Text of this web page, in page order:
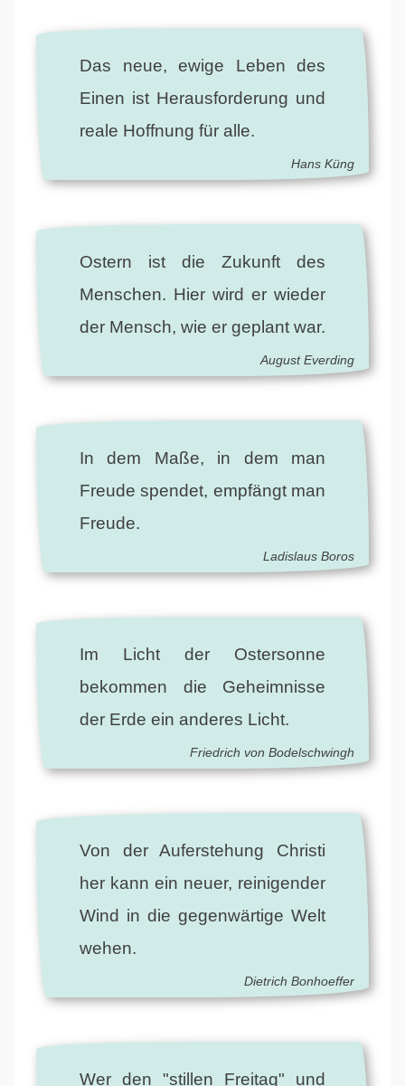
Das neue, ewige Leben des
Einen ist Herausforderung und
reale Hoffnung für alle.
Hans Küng
Ostern ist die Zukunft des
Menschen. Hier wird er wieder
der Mensch, wie er geplant war.
August Everding
In dem Maße, in dem man
Freude spendet, empfängt man
Freude.
Ladislaus Boros
Im Licht der Ostersonne
bekommen die Geheimnisse
der Erde ein anderes Licht.
Friedrich von Bodelschwingh
Von der Auferstehung Christi
her kann ein neuer, reinigender
Wind in die gegenwärtige Welt
wehen.
Dietrich Bonhoeffer
Wer den "stillen Freitag" und